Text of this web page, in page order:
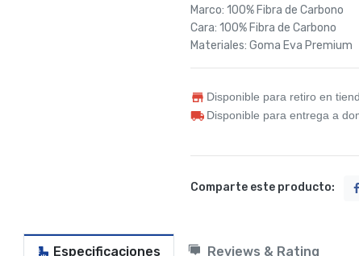
Marco: 100% Fibra de Carbono
Cara: 100% Fibra de Carbono
Materiales: Goma Eva Premium
Disponible para retiro en
Disponible para entrega a
Comparte este producto:
Especificaciones Reviews & Rating